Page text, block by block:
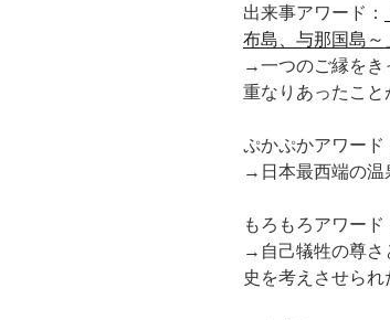
出来事アワード：
布島、与那国島～
→一つのご縁をき
重なりあったこと
ぷかぷかアワード
→日本最西端の温
もろもろアワード
→自己犠牲の尊さ
史を考えさせられ